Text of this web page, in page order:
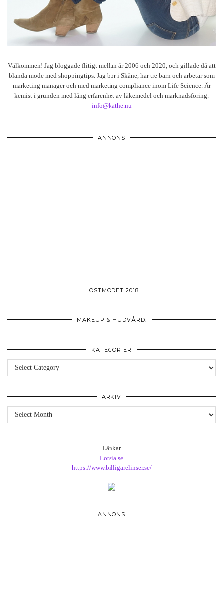
Välkommen! Jag bloggade flitigt mellan år 2006 och 2020, och gillade då att
blanda mode med shoppingtips. Jag bor i Skåne, har tre barn och arbetar som
marketing manager och med marketing compliance inom Life Science. Är
kemist i grunden med lång erfarenhet av läkemedel och marknadsföring.
info@kathe.nu
ANNONS
HÖSTMODET 2018
MAKEUP & HUDVÅRD:
KATEGORIER
Kategorier
ARKIV
Arkiv
Länkar
Lotsia.se
https://www.billigarelinser.se/
ANNONS